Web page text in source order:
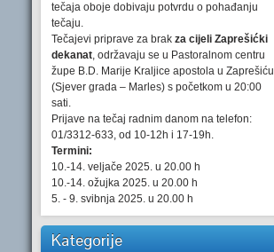
tečaja oboje dobivaju potvrdu o pohađanju
tečaju.
Tečajevi priprave za brak za cijeli Zaprešićki
dekanat, održavaju se u Pastoralnom centru
župe B.D. Marije Kraljice apostola u Zaprešiću
(Sjever grada – Marles) s početkom u 20:00
sati.
Prijave na tečaj radnim danom na telefon:
01/3312-633, od 10-12h i 17-19h.
Termini:
10.-14. veljače 2025. u 20.00 h
10.-14. ožujka 2025. u 20.00 h
5. - 9. svibnja 2025. u 20.00 h
Kategorije